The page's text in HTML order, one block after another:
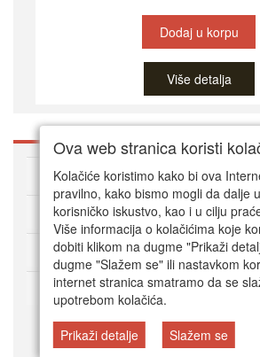
Dodaj u korpu
Više detalja
O DVD Zoni
Kako kupovati online
Korisnički servis
Način plaćanja
© DVD Zona 2024.
Ova web stranica koristi
Kolačiće koristimo kako bi ova
pravilno, kako bismo mogli da dalje
korisničko iskustvo, kao i u cilju
Više informacija o kolačićima koje
dobiti klikom na dugme "Prikaži
dugme "Slažem se" ili nastavkom
internet stranica smatramo da se
upotrebom kolačića.
Prikaži detalje
Slažem se